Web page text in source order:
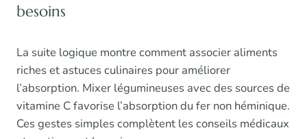
besoins
La suite logique montre comment associer aliments
riches et astuces culinaires pour améliorer
l’absorption. Mixer légumineuses avec des sources de
vitamine C favorise l’absorption du fer non héminique.
Ces gestes simples complètent les conseils médicaux